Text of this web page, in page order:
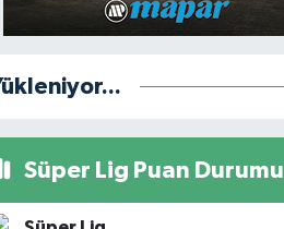
Süper Lig Puan Durumu